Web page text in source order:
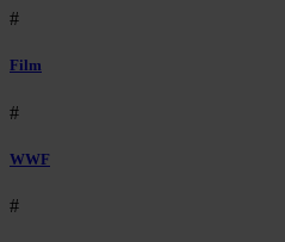
#
Film
#
WWF
#